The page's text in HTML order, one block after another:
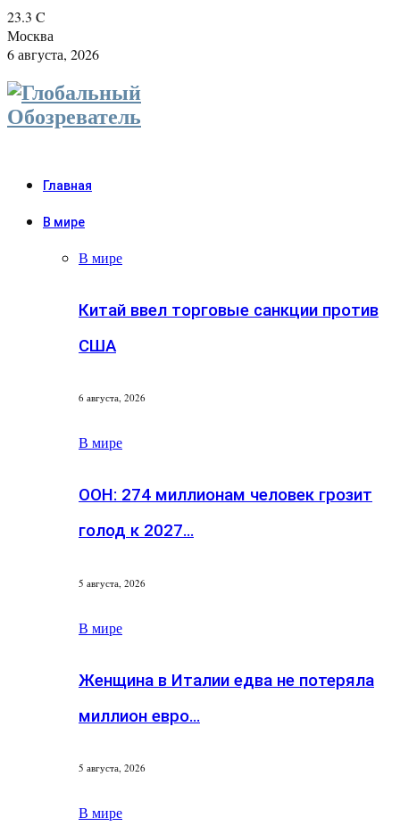
23.3 C
Москва
6 августа, 2026
Главная
В мире
В мире
Китай ввел торговые санкции против
США
6 августа, 2026
В мире
ООН: 274 миллионам человек грозит
голод к 2027…
5 августа, 2026
В мире
Женщина в Италии едва не потеряла
миллион евро…
5 августа, 2026
В мире